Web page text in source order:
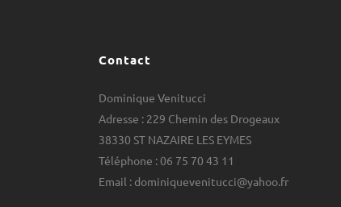
Contact
Dominique Venitucci
Adresse : 229 Chemin des Drogeaux
38330 ST NAZAIRE LES EYMES
Téléphone : 06 75 70 43 11
Email : dominiquevenitucci@yahoo.fr